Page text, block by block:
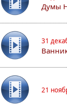
Думы
31
21